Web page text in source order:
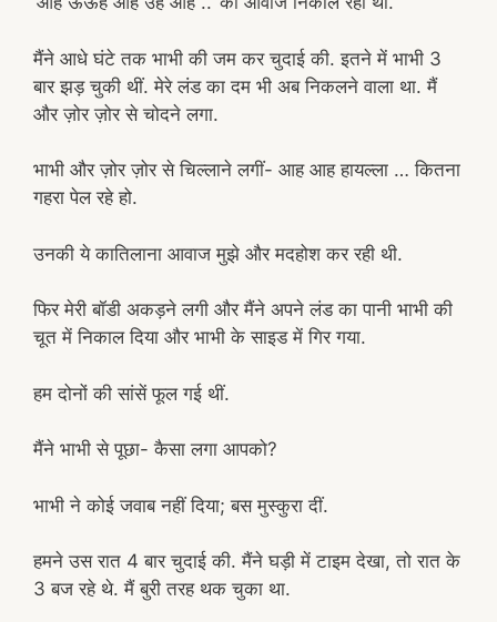
मैंने आधे घंटे तक भाभी की जम कर चुदाई की. इतने में भाभी 3
बार झड़ चुकी थीं. मेरे लंड का दम भी अब निकलने वाला था. मैं
और ज़ोर ज़ोर से चोदने लगा.
भाभी और ज़ोर ज़ोर से चिल्लाने लगीं- आह आह हायल्ला … कितना
गहरा पेल रहे हो.
उनकी ये कातिलाना आवाज मुझे और मदहोश कर रही थी.
फिर मेरी बॉडी अकड़ने लगी और मैंने अपने लंड का पानी भाभी की
चूत में निकाल दिया और भाभी के साइड में गिर गया.
हम दोनों की सांसें फूल गई थीं.
मैंने भाभी से पूछा- कैसा लगा आपको?
भाभी ने कोई जवाब नहीं दिया; बस मुस्कुरा दीं.
हमने उस रात 4 बार चुदाई की. मैंने घड़ी में टाइम देखा, तो रात के
3 बज रहे थे. मैं बुरी तरह थक चुका था.